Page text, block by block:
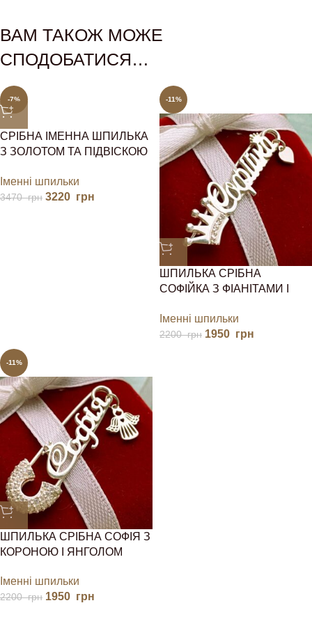
ВАМ ТАКОЖ МОЖЕ
СПОДОБАТИСЯ…
-7%
СРІБНА ІМЕННА ШПИЛЬКА
З ЗОЛОТОМ ТА ПІДВІСКОЮ
НАРОДЖЕННЯ, ХРЕСТИНИ
Іменні шпильки
3470грн 3220 грн
-11%
ШПИЛЬКА СРІБНА
СОФІЙКА З ФІАНІТАМИ І
Іменні шпильки
2200грн 1950 грн
-11%
ШПИЛЬКА СРІБНА СОФІЯ З
КОРОНОЮ І ЯНГОЛОМ
Іменні шпильки
2200грн 1950 грн